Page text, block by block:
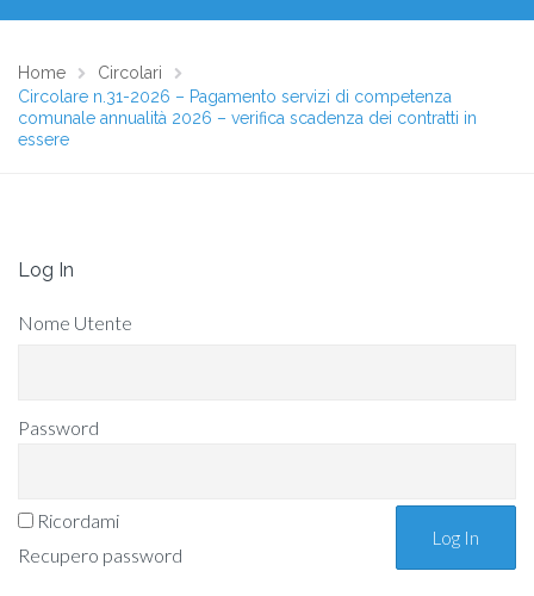
Home
Circolari
Circolare n.31-2026 – Pagamento servizi di competenza
comunale annualità 2026 – verifica scadenza dei contratti in
essere
Log In
Nome Utente
Password
Ricordami
Recupero password